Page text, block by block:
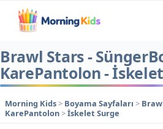
Brawl Stars -
KarePantolon -
Morning Kids> Boyama Sayfaları >
KarePantolon>İskelet Surge